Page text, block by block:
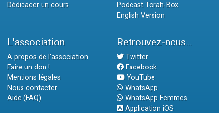
Dédicacer un cours
Podcast Torah-Box
English Version
L'association
A propos de l'association
Faire un don !
Mentions légales
Nous contacter
Aide (FAQ)
Retrouvez-nous...
Twitter
Facebook
YouTube
WhatsApp
WhatsApp Femmes
Application iOS